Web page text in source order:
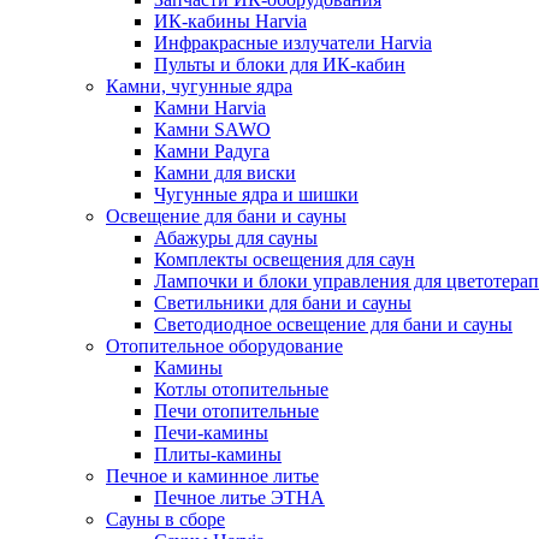
ИК-кабины Harvia
Инфракрасные излучатели Harvia
Пульты и блоки для ИК-кабин
Камни, чугунные ядра
Камни Harvia
Камни SAWO
Камни Радуга
Камни для виски
Чугунные ядра и шишки
Освещение для бани и сауны
Абажуры для сауны
Комплекты освещения для саун
Лампочки и блоки управления для
Светильники для бани и сауны
Светодиодное освещение для бани и сауны
Отопительное оборудование
Камины
Котлы отопительные
Печи отопительные
Печи-камины
Плиты-камины
Печное и каминное литье
Печное литье ЭТНА
Сауны в сборе